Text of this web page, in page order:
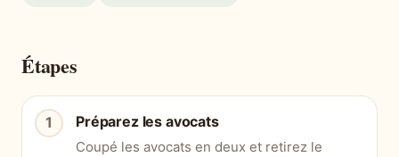
Étapes
Préparez les avocats
Coupé les avocats en deux et retirez le